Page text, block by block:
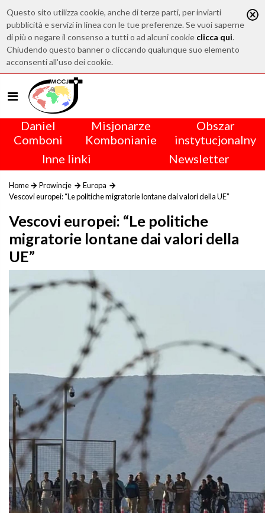
Questo sito utilizza cookie, anche di terze parti, per inviarti
pubblicità e servizi in linea con le tue preferenze. Se vuoi saperne
di più o negare il consenso a tutti o ad alcuni cookie clicca qui.
Chiudendo questo banner o cliccando qualunque suo elemento
acconsenti all'uso dei cookie.
Daniel
Comboni
Misjonarze
Kombonianie
Obszar
instytucjonalny
Inne linki
Newsletter
Home Prowincje
Europa
Vescovi europei: “Le politiche migratorie lontane dai valori della UE”
Vescovi europei: “Le politiche
migratorie lontane dai valori della
UE”